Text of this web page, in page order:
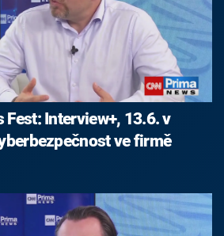
Fest: Interview+, 13.6. v
ve firmě